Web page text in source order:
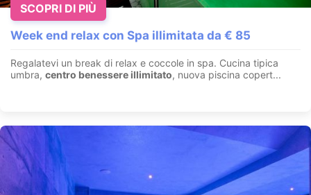
Fuga romantica a Urbino per l'Immacolata
Urbino - Marche
A Urbino nelle Marche, Vista panoramica sulle colline del
Montefeltro. 1 notte camera Deluxe , Aperitivo di benvenuto...
Week end relax con Spa illimitata da € 85
Regalatevi un break di relax e coccole in spa. Cucina tipica
umbra, centro benessere illimitato, nuova piscina copert...
SCOPRI DI PIÙ